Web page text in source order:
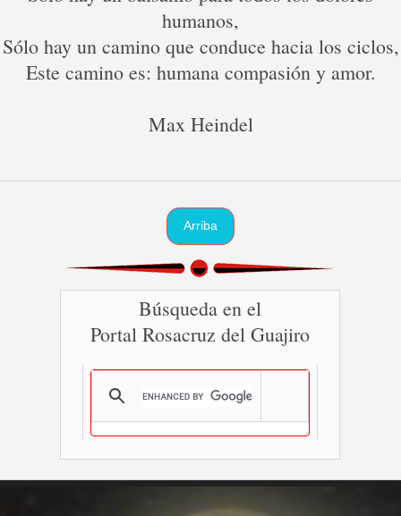
humanos,
Sólo hay un camino que conduce hacia los ciclos,
Este camino es: humana compasión y amor.
Max Heindel
Arriba
Búsqueda en el
Portal Rosacruz del Guajiro